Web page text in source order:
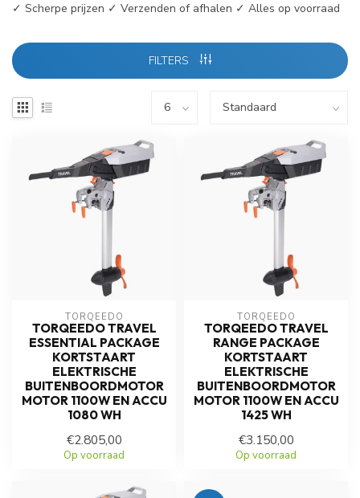
✓ Scherpe prijzen ✓ Verzenden of afhalen ✓ Alles op voorraad
FILTERS
TORQEEDO
TORQEEDO TRAVEL
ESSENTIAL PACKAGE
KORTSTAART
ELEKTRISCHE
BUITENBOORDMOTOR
MOTOR 1100W EN ACCU
1080 WH
€2.805,00
Op voorraad
TORQEEDO
TORQEEDO TRAVEL
RANGE PACKAGE
KORTSTAART
ELEKTRISCHE
BUITENBOORDMOTOR
MOTOR 1100W EN ACCU
1425 WH
€3.150,00
Op voorraad